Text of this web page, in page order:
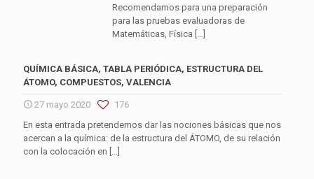
Recomendamos para una preparación
para las pruebas evaluadoras de
Matemáticas, Física […]
QUÍMICA BÁSICA, TABLA PERIÓDICA, ESTRUCTURA DEL
ÁTOMO, COMPUESTOS, VALENCIA
27 mayo 2020
176
En esta entrada pretendemos dar las nociones básicas que nos
acercan a la química: de la estructura del ÁTOMO, de su relación
con la colocación en […]